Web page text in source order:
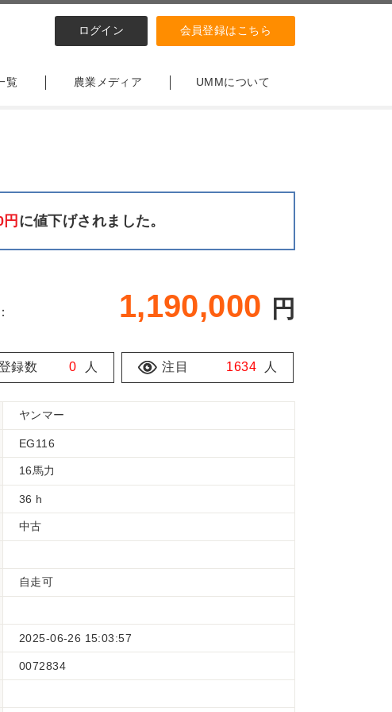
ログイン 会員登録はこちら
覧 農業メディア UMMについて
に値下げされました。
1,190,000 円
録数 0 人 注目 1634 人
ヤンマー
EG116
16馬力
36 h
中古
自走可
2025-06-26 15:03:57
0072834